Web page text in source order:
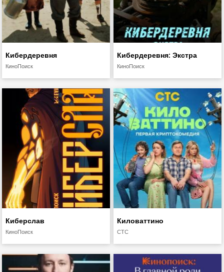
Кибердеревня
КиноПоиск
Кибердеревня: Экстра
КиноПоиск
Киберслав
КиноПоиск
Киловаттино
СТС